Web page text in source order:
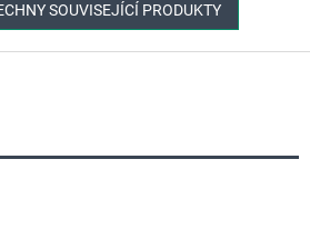
SOUVISEJÍCÍ PRODUKTY